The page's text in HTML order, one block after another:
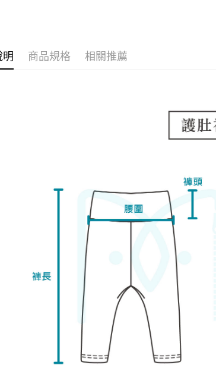
明 商品規格 相關推薦